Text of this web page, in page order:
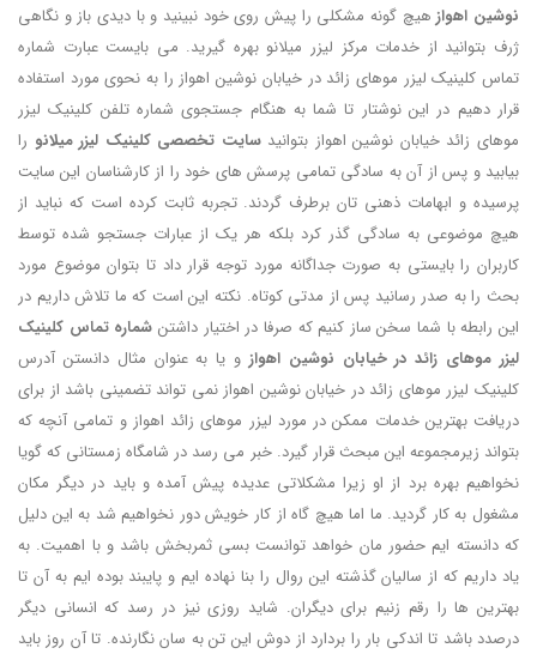
نوشین اهوازهیچ گونه مشکلی را پیش روی خود نبینید و با دیدی باز و نگاهی
ژرف بتوانید از خدمات مرکز لیزر میلانو بهره گیرید. می بایست عبارت شماره
تماس کلینیک لیزر موهای زائد در خیابان نوشین اهواز را به نحوی مورد استفاده
قرار دهیم در این نوشتار تا شما به هنگام جستجوی شماره تلفن کلینیک لیزر
موهای زائد خیابان نوشین اهواز بتوانیدسایت تخصصی کلینیک لیزر میلانو را
بیابید و پس از آن به سادگی تمامی پرسش های خود را از کارشناسان این سایت
پرسیده و ابهامات ذهنی تان برطرف گردند. تجربه ثابت کرده است که نباید از
هیچ موضوعی به سادگی گذر کرد بلکه هر یک از عبارات جستجو شده توسط
کاربران را بایستی به صورت جداگانه مورد توجه قرار داد تا بتوان موضوع مورد
بحث را به صدر رسانید پس از مدتی کوتاه. نکته این است که ما تلاش داریم در
این رابطه با شما سخن ساز کنیم که صرفا در اختیار داشتن شماره تماس کلینیک
لیزر موهای زائد در خیابان نوشین اهوازو یا به عنوان مثال دانستن آدرس
کلینیک لیزر موهای زائد در خیابان نوشین اهواز نمی تواند تضمینی باشد از برای
دریافت بهترین خدمات ممکن در مورد لیزر موهای زائد اهواز و تمامی آنچه که
بتواند زیرمجموعه این مبحث قرار گیرد. خبر می رسد در شامگاه زمستانی که گویا
نخواهیم بهره برد از او زیرا مشکلاتی عدیده پیش آمده و باید در دیگر مکان
مشغول به کار گردید. ما اما هیچ گاه از کار خویش دور نخواهیم شد به این دلیل
که دانسته ایم حضور مان خواهد توانست بسی ثمربخش باشد و با اهمیت. به
یاد داریم که از سالیان گذشته این روال را بنا نهاده ایم و پایبند بوده ایم به آن تا
بهترین ها را رقم زنیم برای دیگران. شاید روزی نیز در رسد که انسانی دیگر
درصدد باشد تا اندکی بار را بردارد از دوش این تن به سان نگارنده. تا آن روز باید